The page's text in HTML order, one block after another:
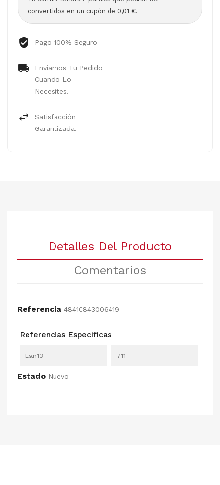
convertidos en un cupón de 0,01 €.
Pago 100% Seguro
Enviamos Tu Pedido
Cuando Lo
Necesites.
Satisfacción
Garantizada.
Detalles Del Producto
Comentarios
Referencia 48410843006419
Referencias Específicas
Ean13 711
Estado Nuevo